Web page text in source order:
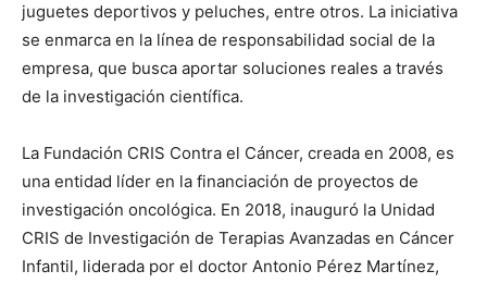
juguetes deportivos y peluches, entre otros. La iniciativa
se enmarca en la línea de responsabilidad social de la
empresa, que busca aportar soluciones reales a través
de la investigación científica.
La Fundación CRIS Contra el Cáncer, creada en 2008, es
una entidad líder en la financiación de proyectos de
investigación oncológica. En 2018, inauguró la Unidad
CRIS de Investigación de Terapias Avanzadas en Cáncer
Infantil, liderada por el doctor Antonio Pérez Martínez,